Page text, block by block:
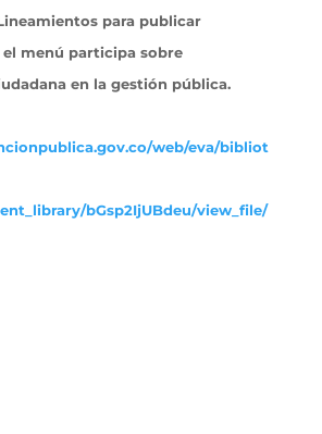
para publicar
menú participa sobre
en la gestión pública.
web/eva/bibliot
bGsp2IjUBdeu/view_file/